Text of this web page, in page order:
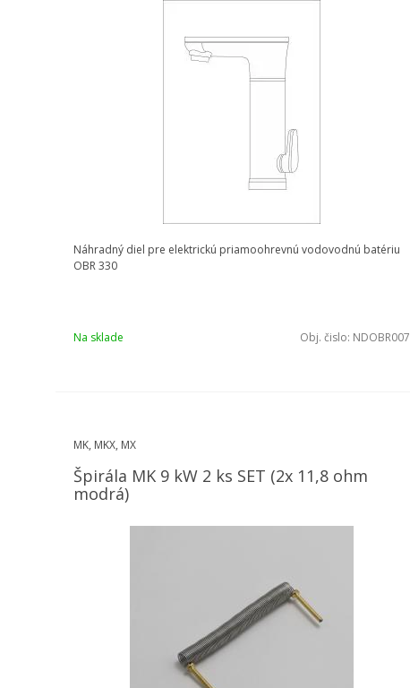
Náhradný diel pre elektrickú priamoohrevnú vodovodnú batériu
OBR 330
Na sklade Obj. čislo: NDOBR007
MK, MKX, MX
Špirála MK 9 kW 2 ks SET (2x 11,8 ohm
modrá)